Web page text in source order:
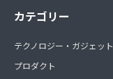
カテゴリー
テクノロジー・ガジェット
プロダクト